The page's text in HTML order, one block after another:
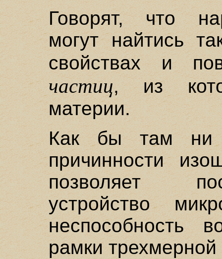
Говорят, что
могут найтись
свойствах и
частиц, из
материи.
Как бы там ни
причинности
позволяет
устройство
неспособность
рамки